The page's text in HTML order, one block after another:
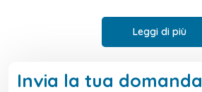
Leggi di più
Invia la tua domanda